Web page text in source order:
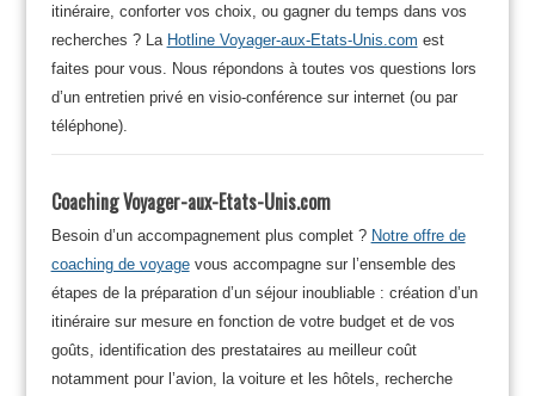
itinéraire, conforter vos choix, ou gagner du temps dans vos
recherches ? La Hotline Voyager-aux-Etats-Unis.com est
faites pour vous. Nous répondons à toutes vos questions lors
d’un entretien privé en visio-conférence sur internet (ou par
téléphone).
Coaching Voyager-aux-Etats-Unis.com
Besoin d’un accompagnement plus complet ? Notre offre de
coaching de voyagevous accompagne sur l’ensemble des
étapes de la préparation d’un séjour inoubliable : création d’un
itinéraire sur mesure en fonction de votre budget et de vos
goûts, identification des prestataires au meilleur coût
notamment pour l’avion, la voiture et les hôtels, recherche